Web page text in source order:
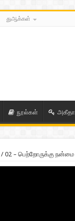
துஆக்கள்
நூல்கள் அகீதா
/ 02 – பெற்றோருக்கு நன்மை